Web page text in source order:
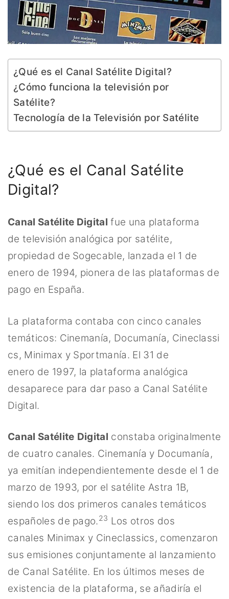
¿Qué es el Canal Satélite Digital?
¿Cómo funciona la televisión por
Satélite?
Tecnología de la Televisión por Satélite
¿Qué es el Canal Satélite
Digital?
Canal Satélite Digital fue una plataforma
de televisión analógica por satélite,
propiedad de Sogecable, lanzada el 1 de
enero de 1994, pionera de las plataformas de
pago en España.
La plataforma contaba con cinco canales
temáticos: Cinemanía, Documanía, Cineclassi
cs, Minimax y Sportmanía. El 31 de
enero de 1997, la plataforma analógica
desaparece para dar paso a Canal Satélite
Digital.
Canal Satélite Digital constaba originalmente
de cuatro canales. Cinemanía y Documanía,
ya emitían independientemente desde el 1 de
marzo de 1993, por el satélite Astra 1B,
siendo los dos primeros canales temáticos
españoles de pago.23 ​ Los otros dos
canales Minimax y Cineclassics, comenzaron
sus emisiones conjuntamente al lanzamiento
de Canal Satélite. En los últimos meses de
existencia de la plataforma, se añadiría el